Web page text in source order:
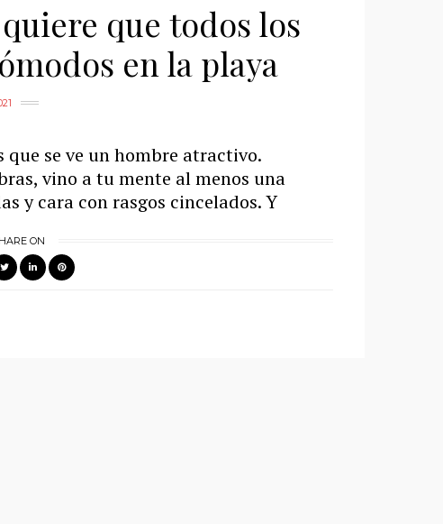
que todos los
en la playa
que se ve un hombre atractivo.
vino a tu mente al menos una
y cara con rasgos cincelados. Y
ON